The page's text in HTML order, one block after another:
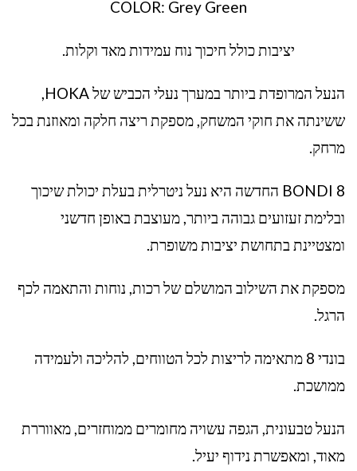
COLOR: Grey Green
יציבות כולל חיכוך נוח עמידות מאד וקלות.
הנעל המרופדת ביותר במערך נעלי הכביש של HOKA,
ששינתה את חוקי המשחק, מספקת ריצה חלקה ומאוזנת בכל
מרחק.
BONDI 8 החדשה היא נעל ניטרלית בעלת יכולת שיכוך
ובלימת זעזועים גבוהה ביותר, מעוצבת באופן חדשני
ומצטיינת בתחושת יציבות משופרת.
מספקת את השילוב המושלם של רכות, נוחות והתאמה לכף
הרגל.
בונדי 8 מתאימה לריצות לכל הטווחים, להליכה ולעמידה
ממושכת.
הנעל טבעונית, הגפה עשויה מחומרים ממוחזרים, מאווררת
מאוד, ומאפשרת נידוף יעיל.